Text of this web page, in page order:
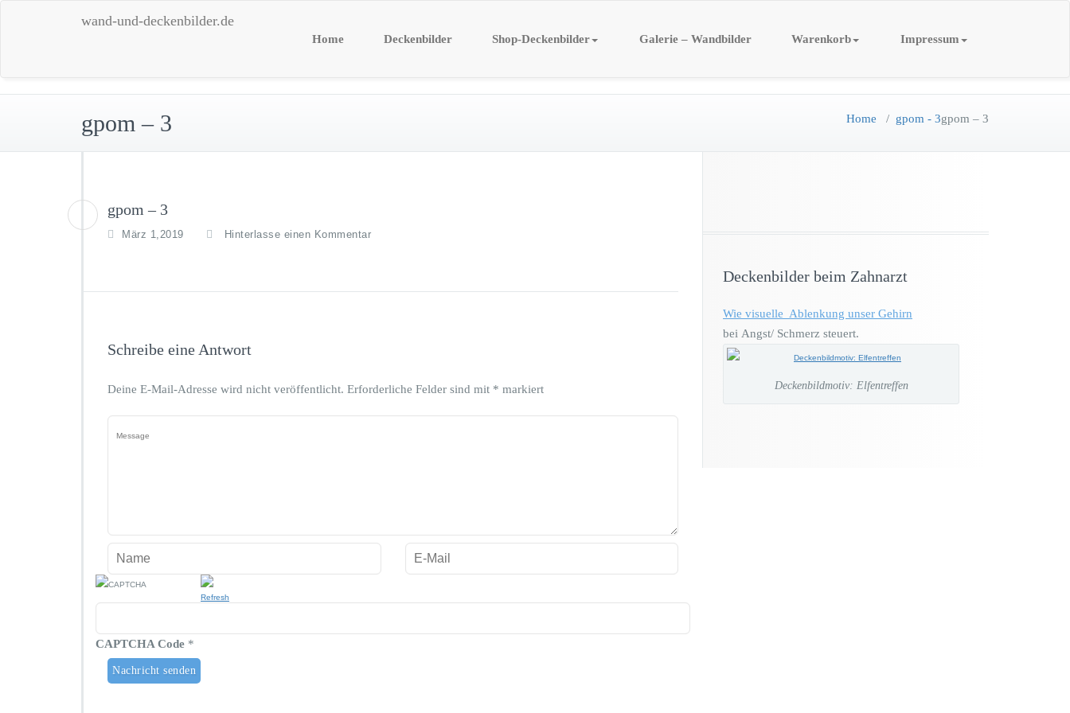
wand-und-deckenbilder.de
Home Deckenbilder Shop-Deckenbilder Galerie – Wandbilder Warenkorb Impressum
gpom – 3 Home / gpom - 3gpom – 3
gpom – 3
März 1,2019 Hinterlasse einen Kommentar
Schreibe eine Antwort
Deine E-Mail-Adresse wird nicht veröffentlicht. Erforderliche Felder sind mit * markiert
CAPTCHA Code *
Deckenbilder beim Zahnarzt
Wie visuelle Ablenkung unser Gehirn
bei Angst/ Schmerz steuert.
Deckenbildmotiv: Elfentreffen